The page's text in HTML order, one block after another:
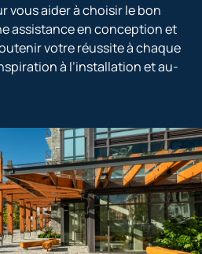
vous aider à choisir le bon
assistance en conception et
votre réussite à chaque
à l’installation et au-